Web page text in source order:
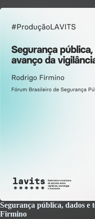
Segurança pública, dados
Firmino